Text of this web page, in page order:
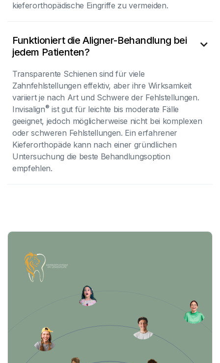
kieferorthopädische Eingriffe zu vermeiden.
Funktioniert die Aligner-Behandlung bei
jedem Patienten?

Transparente Schienen sind für viele
Zahnfehlstellungen effektiv, aber ihre Wirksamkeit
variiert je nach Art und Schwere der Fehlstellungen.
Invisalign® ist gut für leichte bis moderate Fälle
geeignet, jedoch möglicherweise nicht bei komplexen
oder schweren Fehlstellungen. Ein erfahrener
Kieferorthopäde kann nach einer gründlichen
Untersuchung die beste Behandlungsoption
empfehlen.